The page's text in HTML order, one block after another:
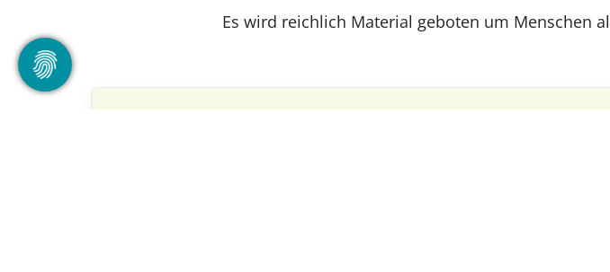
Es wird reichlich Material geboten um Menschen